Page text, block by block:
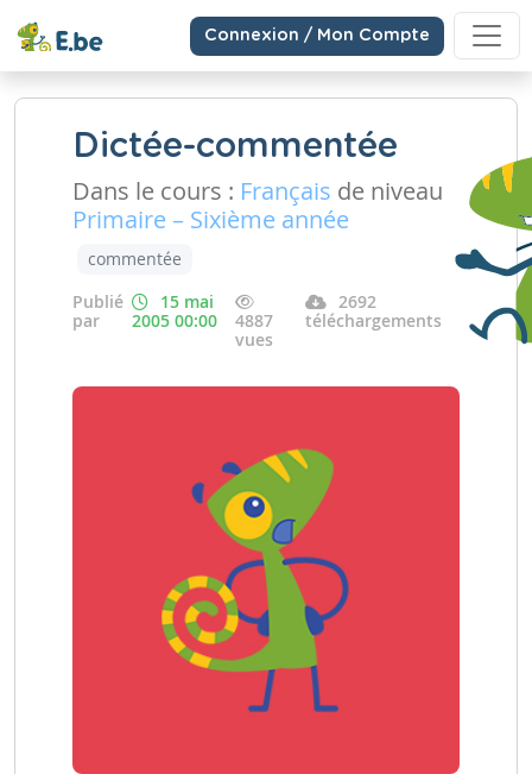
Connexion / Mon Compte
Dictée-commentée
Dans le cours : Français de niveau
Primaire – Sixième année
commentée
Publié
par
15 mai
2005 00:00
4887
vues
2692
téléchargements